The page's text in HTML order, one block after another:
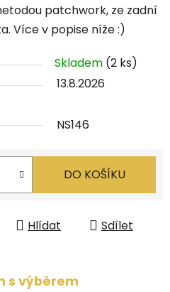
patchwork, ze zadní
Více v popise níže :)
Skladem (2 ks)
13.8.2026
NS146
DO KOŠÍKU
Hlídat Sdílet
s výběrem